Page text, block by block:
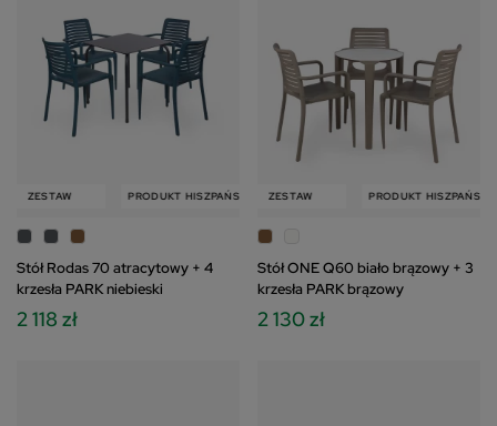
PRODUKT HISZPAŃSKI ZESTAW
Stół Rodas 70 atracytowy + 4
krzesła PARK niebieski
2 118 zł
PRODUKT HISZPAŃSKI ZESTAW PRODUKT HISZPAŃSKI
Stół ONE Q60 biało brązowy + 3
krzesła PARK brązowy
2 130 zł